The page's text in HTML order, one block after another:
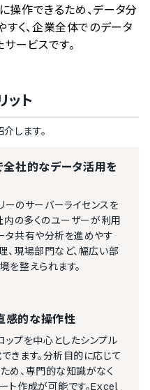
操作できるため、データ分
く、企業全体でのデータ
ービスです。
ット
します。
全社的なデータ活用を
のサーバーライセンスを
内の多くのユーザーが利用
タ共有や分析を進めやす
、現場部門など、幅広い部
を整えられます。
感的な操作性
プを中心としたシンプル
きます。分析目的に応じて
め、専門的な知識がなく
ト作成が可能です。Excel